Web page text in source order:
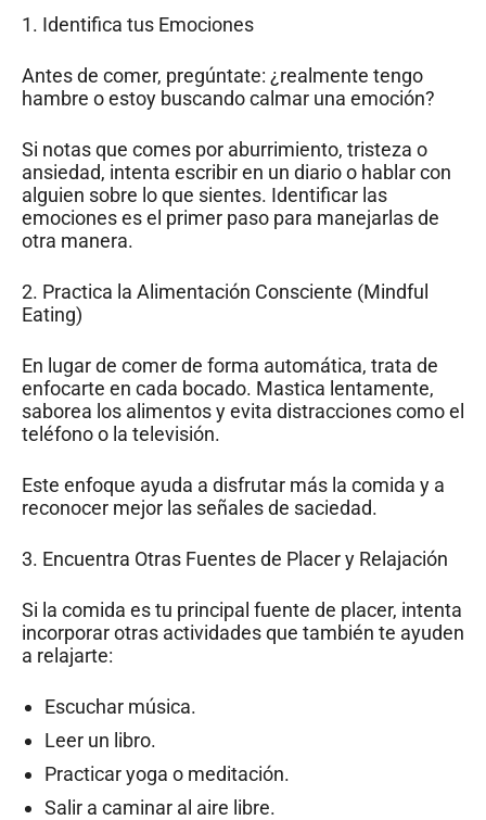
1. Identifica tus Emociones
Antes de comer, pregúntate: ¿realmente tengo
hambre o estoy buscando calmar una emoción?
Si notas que comes por aburrimiento, tristeza o
ansiedad, intenta escribir en un diario o hablar con
alguien sobre lo que sientes. Identificar las
emociones es el primer paso para manejarlas de
otra manera.
2. Practica la Alimentación Consciente (Mindful
Eating)
En lugar de comer de forma automática, trata de
enfocarte en cada bocado. Mastica lentamente,
saborea los alimentos y evita distracciones como el
teléfono o la televisión.
Este enfoque ayuda a disfrutar más la comida y a
reconocer mejor las señales de saciedad.
3. Encuentra Otras Fuentes de Placer y Relajación
Si la comida es tu principal fuente de placer, intenta
incorporar otras actividades que también te ayuden
a relajarte:
Escuchar música.
Leer un libro.
Practicar yoga o meditación.
Salir a caminar al aire libre.